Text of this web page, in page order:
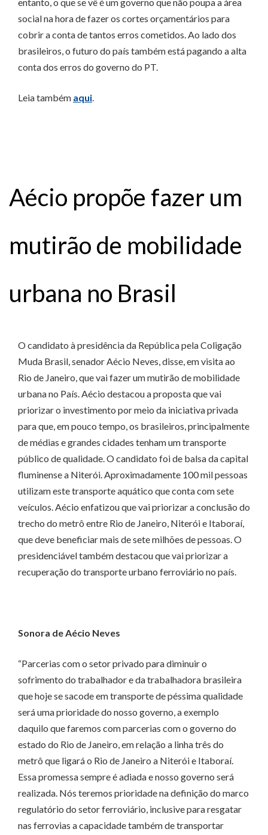
social na hora de fazer os cortes orçamentários para
cobrir a conta de tantos erros cometidos. Ao lado dos
brasileiros, o futuro do país também está pagando a alta
conta dos erros do governo do PT.
Leia também aqui.
Aécio propõe fazer um
mutirão de mobilidade
urbana no Brasil
O candidato à presidência da República pela Coligação
Muda Brasil, senador Aécio Neves, disse, em visita ao
Rio de Janeiro, que vai fazer um mutirão de mobilidade
urbana no País. Aécio destacou a proposta que vai
priorizar o investimento por meio da iniciativa privada
para que, em pouco tempo, os brasileiros, principalmente
de médias e grandes cidades tenham um transporte
público de qualidade. O candidato foi de balsa da capital
fluminense a Niterói. Aproximadamente 100 mil pessoas
utilizam este transporte aquático que conta com sete
veículos. Aécio enfatizou que vai priorizar a conclusão do
trecho do metrô entre Rio de Janeiro, Niterói e Itaboraí,
que deve beneficiar mais de sete milhões de pessoas. O
presidenciável também destacou que vai priorizar a
recuperação do transporte urbano ferroviário no país.
Sonora de Aécio Neves
“Parcerias com o setor privado para diminuir o
sofrimento do trabalhador e da trabalhadora brasileira
que hoje se sacode em transporte de péssima qualidade
será uma prioridade do nosso governo, a exemplo
daquilo que faremos com parcerias com o governo do
estado do Rio de Janeiro, em relação a linha três do
metrô que ligará o Rio de Janeiro a Niterói e Itaboraí.
Essa promessa sempre é adiada e nosso governo será
realizada. Nós teremos prioridade na definição do marco
regulatório do setor ferroviário, inclusive para resgatar
nas ferrovias a capacidade também de transportar